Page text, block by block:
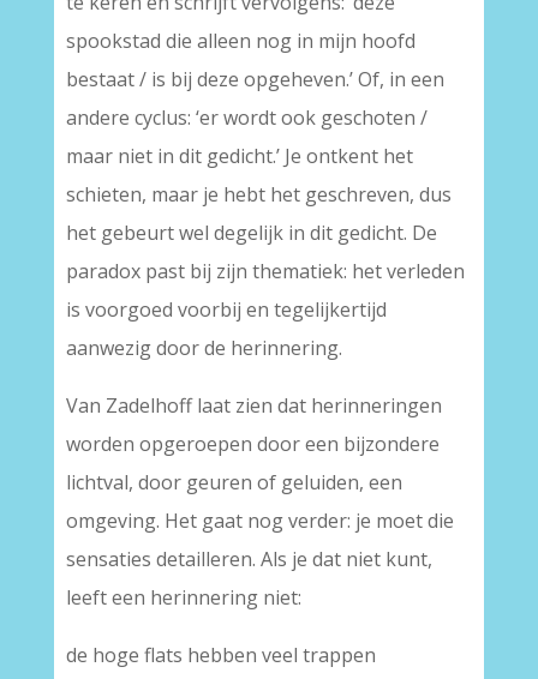
spookstad die alleen nog in mijn hoofd
bestaat / is bij deze opgeheven.’ Of, in een
andere cyclus: ‘er wordt ook geschoten /
maar niet in dit gedicht.’ Je ontkent het
schieten, maar je hebt het geschreven, dus
het gebeurt wel degelijk in dit gedicht. De
paradox past bij zijn thematiek: het verleden
is voorgoed voorbij en tegelijkertijd
aanwezig door de herinnering.
Van Zadelhoff laat zien dat herinneringen
worden opgeroepen door een bijzondere
lichtval, door geuren of geluiden, een
omgeving. Het gaat nog verder: je moet die
sensaties detailleren. Als je dat niet kunt,
leeft een herinnering niet:
de hoge flats hebben veel trappen